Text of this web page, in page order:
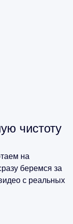
чистоту
на
беремся за
с реальных